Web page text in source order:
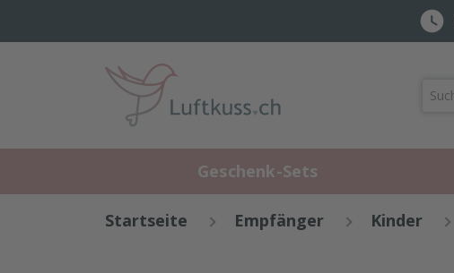
Geschenk-Sets
Startseite Empfänger Kinder